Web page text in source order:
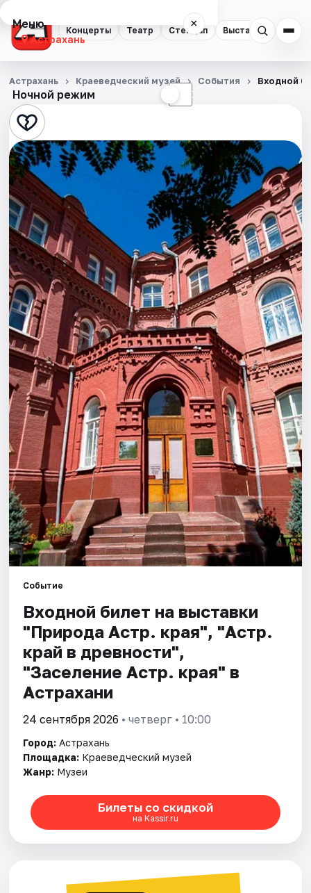
Концерты Театр Стендап Выставки
Меню ×
Астрахань
Концерты
Театр
Стендап
Выставки
Квесты
Экскурсии
Спорт
События
Города
Площадки
Артисты
Рейтинги
Ночной режим ☾
Астрахань Краеведческий музей События Входной
Событие
Входной билет на выставки
"Природа Астр. края", "Астр.
край в древности",
"Заселение Астр. края" в
Астрахани
24 сентября 2026 • четверг • 10:00
Город: Астрахань
Площадка: Краеведческий музей
Жанр: Музеи
Билеты со скидкой
на Kassir.ru